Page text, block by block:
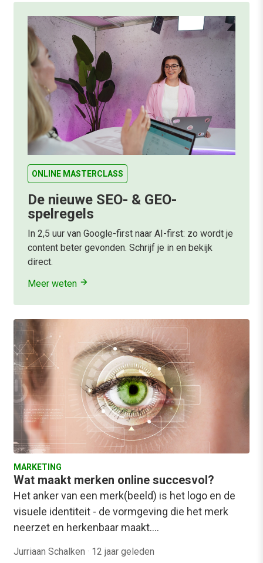
ONLINE MASTERCLASS
De nieuwe SEO- & GEO-
spelregels
In 2,5 uur van Google-first naar AI-first: zo wordt je
content beter gevonden. Schrijf je in en bekijk
direct.
Meer weten
MARKETING
Wat maakt merken online succesvol?
Het anker van een merk(beeld) is het logo en de
visuele identiteit - de vormgeving die het merk
neerzet en herkenbaar maakt.…
Jurriaan Schalken · 12 jaar geleden